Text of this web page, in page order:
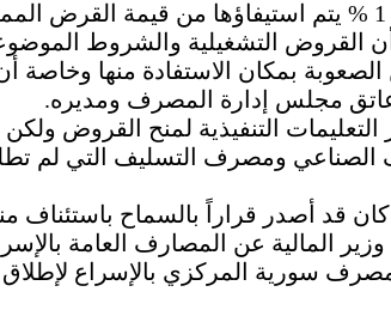
القروض التشغيلية والشروط
بمكان الاستفادة منها وخاصة
مجلس إدارة المصرف ومديره.
التنفيذية لمنح القروض ولكن
الصناعي ومصرف التسليف التي لم
قد أصدر قراراً بالسماح باستئناف
المالية عن المصارف العامة
سورية المركزي بالإسراع